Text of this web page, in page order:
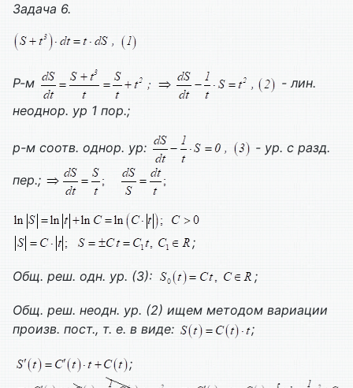
Задача 6.
Р-м
- лин.
неоднор. ур 1 пор.;
р-м соотв. однор. ур: - ур. с разд.
пер.;
;
Общ. реш. одн. ур. (3): ;
Общ. реш. неодн. ур. (2) ищем методом вариации
произв. пост., т. е. в виде:
;
;